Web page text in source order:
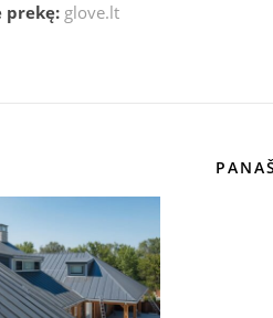
prekę: glove.lt